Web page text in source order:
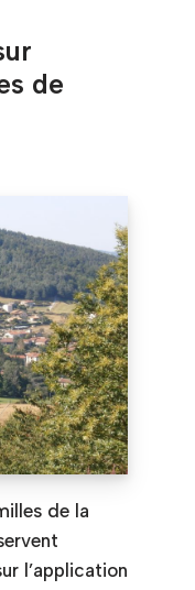
de
de la
l’application